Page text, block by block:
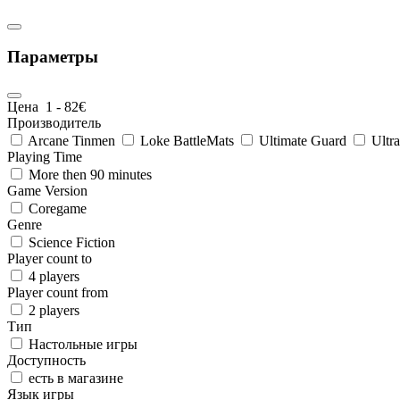
Параметры
Цена 1 - 82€
Производитель
Arcane Tinmen
Loke BattleMats Ultimate Guard
Playing Time
More then 90 minutes
Game Version
Coregame
Genre
Science Fiction
Player count to
4 players
Player count from
2 players
Тип
Настольные игры
Доступность
есть в магазине
Язык игры